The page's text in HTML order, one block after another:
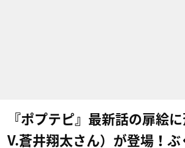
『ポプテピ』最新話の扉絵
V.蒼井翔太さん）が登場！ぶ